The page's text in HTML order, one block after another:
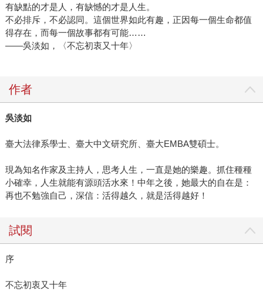
有缺點的才是人，有缺憾的才是人生。
不必排斥，不必認同。這個世界如此有趣，正因每一個生命都值
得存在，而每一個故事都有可能……
——吳淡如，〈不忘初衷又十年〉
作者
吳淡如
臺大法律系學士、臺大中文研究所、臺大EMBA雙碩士。
現為知名作家及主持人，思考人生，一直是她的樂趣。抓住種種
小確幸，人生就能有源頭活水來！中年之後，她最大的自在是：
再也不勉強自己，深信：活得越久，就是活得越好！
試閱
序
不忘初衷又十年